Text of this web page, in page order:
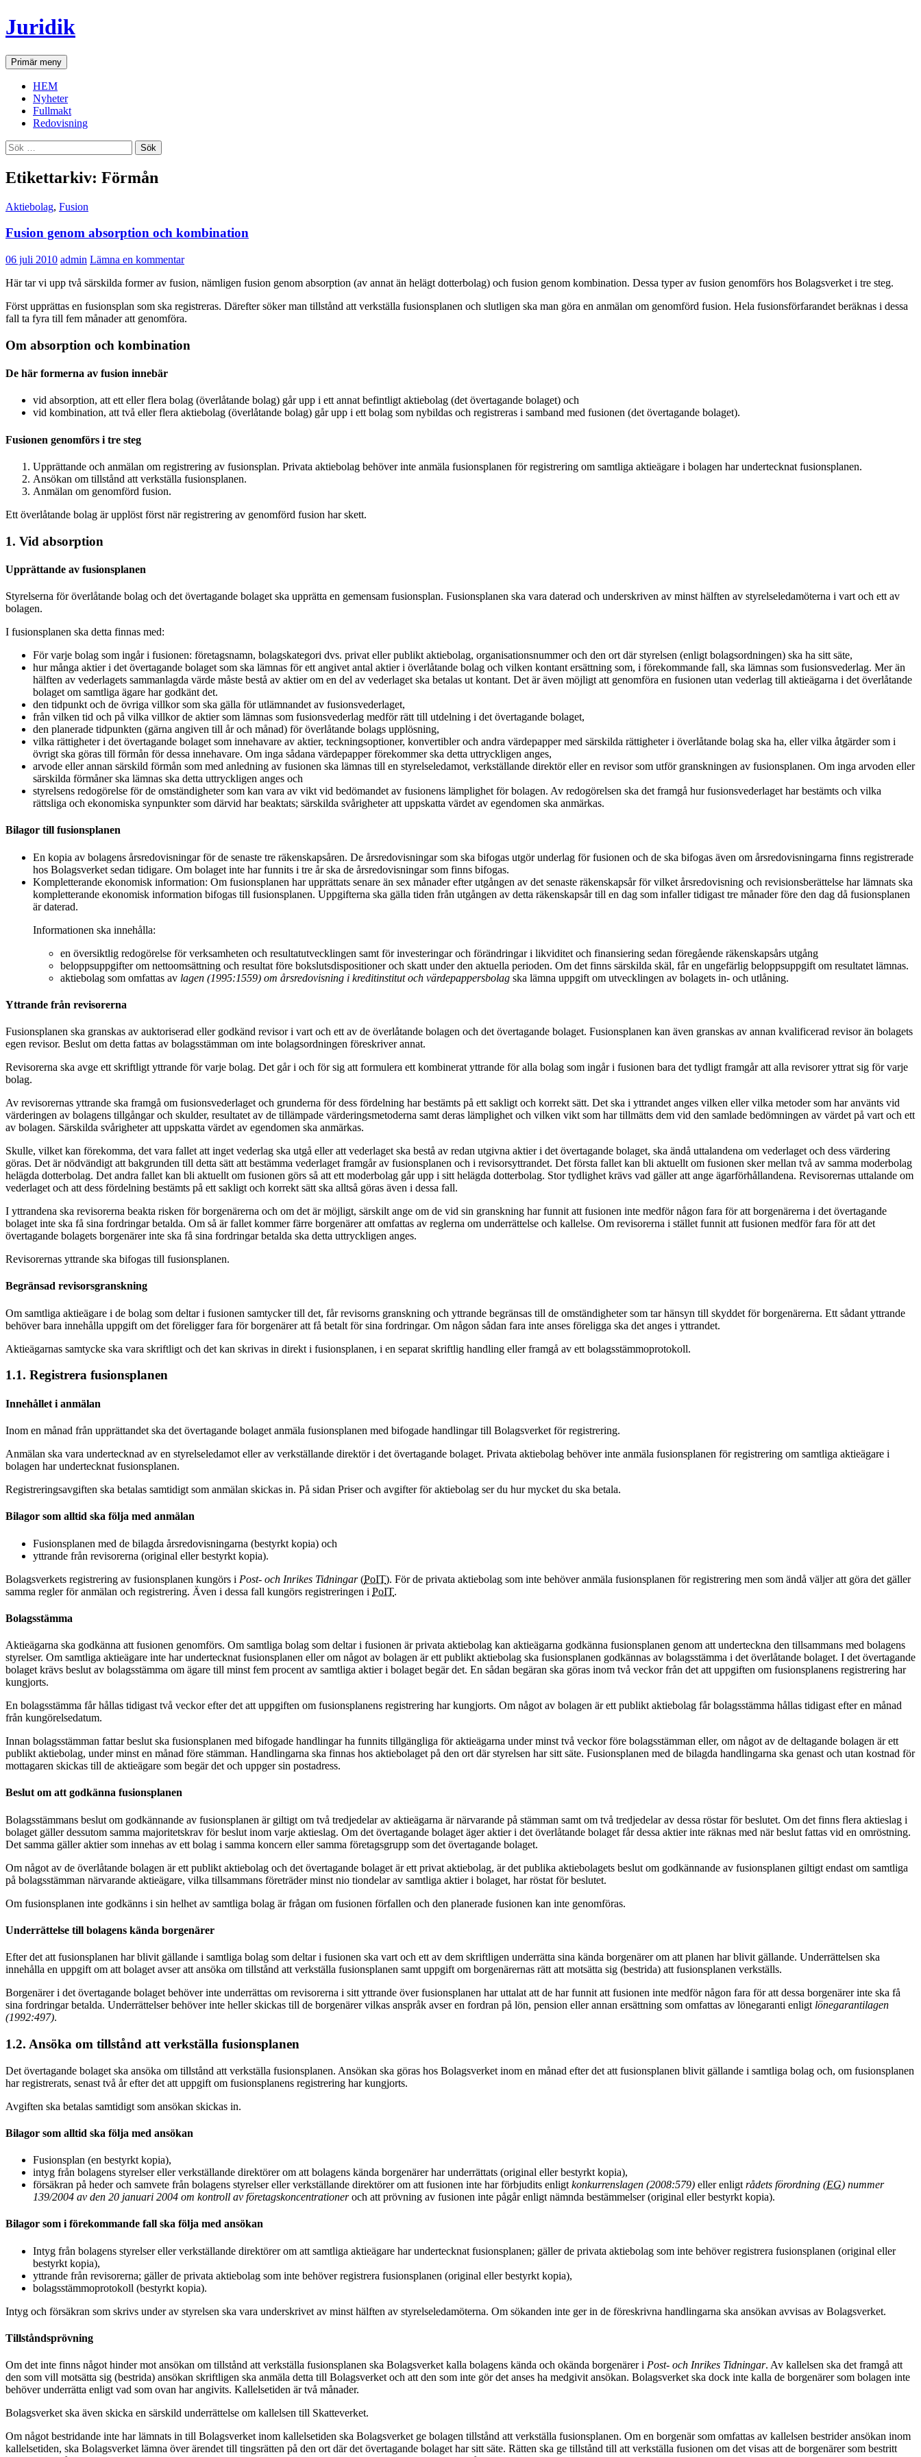
Hoppa
till
Juridik
SökPrimär meny
HEM
Nyheter
Fullmakt
Redovisning
Sök
efter:
Etikettarkiv: Förmån
Aktiebolag, Fusion
Fusion genom absorption och kombination
06 juli 2010 admin Lämna en kommentar
Här tar vi upp två särskilda former av fusion, nämligen fusion genom absorption (av annat än helägt dotterbolag) och fusion genom kombination. Dessa typer av fusion genomförs hos Bolagsverket i tre steg.
Först upprättas en fusionsplan som ska registreras. Därefter söker man tillstånd att verkställa fusionsplanen och slutligen ska man göra en anmälan om genomförd fusion. Hela fusionsförfarandet beräknas i dessa
fall ta fyra till fem månader att genomföra.
Om absorption och kombination
De här formerna av fusion innebär
vid absorption, att ett eller flera bolag (överlåtande bolag) går upp i ett annat befintligt aktiebolag (det övertagande bolaget) och
vid kombination, att två eller flera aktiebolag (överlåtande bolag) går upp i ett bolag som nybildas och registreras i samband med fusionen (det övertagande bolaget).
Fusionen genomförs i tre steg
Upprättande och anmälan om registrering av fusionsplan. Privata aktiebolag behöver inte anmäla fusionsplanen för registrering om samtliga aktieägare i bolagen har undertecknat fusionsplanen.
Ansökan om tillstånd att verkställa fusionsplanen.
Anmälan om genomförd fusion.
Ett överlåtande bolag är upplöst först när registrering av genomförd fusion har skett.
1. Vid absorption
Upprättande av fusionsplanen
Styrelserna för överlåtande bolag och det övertagande bolaget ska upprätta en gemensam fusionsplan. Fusionsplanen ska vara daterad och underskriven av minst hälften av styrelseledamöterna i vart och ett av
bolagen.
I fusionsplanen ska detta finnas med:
För varje bolag som ingår i fusionen: företagsnamn, bolagskategori dvs. privat eller publikt aktiebolag, organisationsnummer och den ort där styrelsen (enligt bolagsordningen) ska ha sitt säte,
hur många aktier i det övertagande bolaget som ska lämnas för ett angivet antal aktier i överlåtande bolag och vilken kontant ersättning som, i förekommande fall, ska lämnas som fusionsvederlag. Mer än
hälften av vederlagets sammanlagda värde måste bestå av aktier om en del av vederlaget ska betalas ut kontant. Det är även möjligt att genomföra en fusionen utan vederlag till aktieägarna i det överlåtande
bolaget om samtliga ägare har godkänt det.
den tidpunkt och de övriga villkor som ska gälla för utlämnandet av fusionsvederlaget,
från vilken tid och på vilka villkor de aktier som lämnas som fusionsvederlag medför rätt till utdelning i det övertagande bolaget,
den planerade tidpunkten (gärna angiven till år och månad) för överlåtande bolags upplösning,
vilka rättigheter i det övertagande bolaget som innehavare av aktier, teckningsoptioner, konvertibler och andra värdepapper med särskilda rättigheter i överlåtande bolag ska ha, eller vilka åtgärder som i
övrigt ska göras till förmån för dessa innehavare. Om inga sådana värdepapper förekommer ska detta uttryckligen anges,
arvode eller annan särskild förmån som med anledning av fusionen ska lämnas till en styrelseledamot, verkställande direktör eller en revisor som utför granskningen av fusionsplanen. Om inga arvoden eller
särskilda förmåner ska lämnas ska detta uttryckligen anges och
styrelsens redogörelse för de omständigheter som kan vara av vikt vid bedömandet av fusionens lämplighet för bolagen. Av redogörelsen ska det framgå hur fusionsvederlaget har bestämts och vilka
rättsliga och ekonomiska synpunkter som därvid har beaktats; särskilda svårigheter att uppskatta värdet av egendomen ska anmärkas.
Bilagor till fusionsplanen
En kopia av bolagens årsredovisningar för de senaste tre räkenskapsåren. De årsredovisningar som ska bifogas utgör underlag för fusionen och de ska bifogas även om årsredovisningarna finns registrerade
hos Bolagsverket sedan tidigare. Om bolaget inte har funnits i tre år ska de årsredovisningar som finns bifogas.
Kompletterande ekonomisk information: Om fusionsplanen har upprättats senare än sex månader efter utgången av det senaste räkenskapsår för vilket årsredovisning och revisionsberättelse har lämnats ska
kompletterande ekonomisk information bifogas till fusionsplanen. Uppgifterna ska gälla tiden från utgången av detta räkenskapsår till en dag som infaller tidigast tre månader före den dag då fusionsplanen
är daterad.
Informationen ska innehålla:
en översiktlig redogörelse för verksamheten och resultatutvecklingen samt för investeringar och förändringar i likviditet och finansiering sedan föregående räkenskapsårs utgång
beloppsuppgifter om nettoomsättning och resultat före bokslutsdispositioner och skatt under den aktuella perioden. Om det finns särskilda skäl, får en ungefärlig beloppsuppgift om resultatet lämnas.
aktiebolag som omfattas av lagen (1995:1559) om årsredovisning i kreditinstitut och värdepappersbolag ska lämna uppgift om utvecklingen av bolagets in- och utlåning.
Yttrande från revisorerna
Fusionsplanen ska granskas av auktoriserad eller godkänd revisor i vart och ett av de överlåtande bolagen och det övertagande bolaget. Fusionsplanen kan även granskas av annan kvalificerad revisor än bolagets
egen revisor. Beslut om detta fattas av bolagsstämman om inte bolagsordningen föreskriver annat.
Revisorerna ska avge ett skriftligt yttrande för varje bolag. Det går i och för sig att formulera ett kombinerat yttrande för alla bolag som ingår i fusionen bara det tydligt framgår att alla revisorer yttrat sig för varje
bolag.
Av revisorernas yttrande ska framgå om fusionsvederlaget och grunderna för dess fördelning har bestämts på ett sakligt och korrekt sätt. Det ska i yttrandet anges vilken eller vilka metoder som har använts vid
värderingen av bolagens tillgångar och skulder, resultatet av de tillämpade värderingsmetoderna samt deras lämplighet och vilken vikt som har tillmätts dem vid den samlade bedömningen av värdet på vart och ett
av bolagen. Särskilda svårigheter att uppskatta värdet av egendomen ska anmärkas.
Skulle, vilket kan förekomma, det vara fallet att inget vederlag ska utgå eller att vederlaget ska bestå av redan utgivna aktier i det övertagande bolaget, ska ändå uttalandena om vederlaget och dess värdering
göras. Det är nödvändigt att bakgrunden till detta sätt att bestämma vederlaget framgår av fusionsplanen och i revisorsyttrandet. Det första fallet kan bli aktuellt om fusionen sker mellan två av samma moderbolag
helägda dotterbolag. Det andra fallet kan bli aktuellt om fusionen görs så att ett moderbolag går upp i sitt helägda dotterbolag. Stor tydlighet krävs vad gäller att ange ägarförhållandena. Revisorernas uttalande om
vederlaget och att dess fördelning bestämts på ett sakligt och korrekt sätt ska alltså göras även i dessa fall.
I yttrandena ska revisorerna beakta risken för borgenärerna och om det är möjligt, särskilt ange om de vid sin granskning har funnit att fusionen inte medför någon fara för att borgenärerna i det övertagande
bolaget inte ska få sina fordringar betalda. Om så är fallet kommer färre borgenärer att omfattas av reglerna om underrättelse och kallelse. Om revisorerna i stället funnit att fusionen medför fara för att det
övertagande bolagets borgenärer inte ska få sina fordringar betalda ska detta uttryckligen anges.
Revisorernas yttrande ska bifogas till fusionsplanen.
Begränsad revisorsgranskning
Om samtliga aktieägare i de bolag som deltar i fusionen samtycker till det, får revisorns granskning och yttrande begränsas till de omständigheter som tar hänsyn till skyddet för borgenärerna. Ett sådant yttrande
behöver bara innehålla uppgift om det föreligger fara för borgenärer att få betalt för sina fordringar. Om någon sådan fara inte anses föreligga ska det anges i yttrandet.
Aktieägarnas samtycke ska vara skriftligt och det kan skrivas in direkt i fusionsplanen, i en separat skriftlig handling eller framgå av ett bolagsstämmoprotokoll.
1.1. Registrera fusionsplanen
Innehållet i anmälan
Inom en månad från upprättandet ska det övertagande bolaget anmäla fusionsplanen med bifogade handlingar till Bolagsverket för registrering.
Anmälan ska vara undertecknad av en styrelseledamot eller av verkställande direktör i det övertagande bolaget. Privata aktiebolag behöver inte anmäla fusionsplanen för registrering om samtliga aktieägare i
bolagen har undertecknat fusionsplanen.
Registreringsavgiften ska betalas samtidigt som anmälan skickas in. På sidan Priser och avgifter för aktiebolag ser du hur mycket du ska betala.
Bilagor som alltid ska följa med anmälan
Fusionsplanen med de bilagda årsredovisningarna (bestyrkt kopia) och
yttrande från revisorerna (original eller bestyrkt kopia).
Bolagsverkets registrering av fusionsplanen kungörs i Post- och Inrikes Tidningar(PoIT). För de privata aktiebolag som inte behöver anmäla fusionsplanen för registrering men som ändå väljer att göra det gäller
samma regler för anmälan och registrering. Även i dessa fall kungörs registreringen i PoIT.
Bolagsstämma
Aktieägarna ska godkänna att fusionen genomförs. Om samtliga bolag som deltar i fusionen är privata aktiebolag kan aktieägarna godkänna fusionsplanen genom att underteckna den tillsammans med bolagens
styrelser. Om samtliga aktieägare inte har undertecknat fusionsplanen eller om något av bolagen är ett publikt aktiebolag ska fusionsplanen godkännas av bolagsstämma i det överlåtande bolaget. I det övertagande
bolaget krävs beslut av bolagsstämma om ägare till minst fem procent av samtliga aktier i bolaget begär det. En sådan begäran ska göras inom två veckor från det att uppgiften om fusionsplanens registrering har
kungjorts.
En bolagsstämma får hållas tidigast två veckor efter det att uppgiften om fusionsplanens registrering har kungjorts. Om något av bolagen är ett publikt aktiebolag får bolagsstämma hållas tidigast efter en månad
från kungörelsedatum.
Innan bolagsstämman fattar beslut ska fusionsplanen med bifogade handlingar ha funnits tillgängliga för aktieägarna under minst två veckor före bolagsstämman eller, om något av de deltagande bolagen är ett
publikt aktiebolag, under minst en månad före stämman. Handlingarna ska finnas hos aktiebolaget på den ort där styrelsen har sitt säte. Fusionsplanen med de bilagda handlingarna ska genast och utan kostnad för
mottagaren skickas till de aktieägare som begär det och uppger sin postadress.
Beslut om att godkänna fusionsplanen
Bolagsstämmans beslut om godkännande av fusionsplanen är giltigt om två tredjedelar av aktieägarna är närvarande på stämman samt om två tredjedelar av dessa röstar för beslutet. Om det finns flera aktieslag i
bolaget gäller dessutom samma majoritetskrav för beslut inom varje aktieslag. Om det övertagande bolaget äger aktier i det överlåtande bolaget får dessa aktier inte räknas med när beslut fattas vid en omröstning.
Det samma gäller aktier som innehas av ett bolag i samma koncern eller samma företagsgrupp som det övertagande bolaget.
Om något av de överlåtande bolagen är ett publikt aktiebolag och det övertagande bolaget är ett privat aktiebolag, är det publika aktiebolagets beslut om godkännande av fusionsplanen giltigt endast om samtliga
på bolagsstämman närvarande aktieägare, vilka tillsammans företräder minst nio tiondelar av samtliga aktier i bolaget, har röstat för beslutet.
Om fusionsplanen inte godkänns i sin helhet av samtliga bolag är frågan om fusionen förfallen och den planerade fusionen kan inte genomföras.
Underrättelse till bolagens kända borgenärer
Efter det att fusionsplanen har blivit gällande i samtliga bolag som deltar i fusionen ska vart och ett av dem skriftligen underrätta sina kända borgenärer om att planen har blivit gällande. Underrättelsen ska
innehålla en uppgift om att bolaget avser att ansöka om tillstånd att verkställa fusionsplanen samt uppgift om borgenärernas rätt att motsätta sig (bestrida) att fusionsplanen verkställs.
Borgenärer i det övertagande bolaget behöver inte underrättas om revisorerna i sitt yttrande över fusionsplanen har uttalat att de har funnit att fusionen inte medför någon fara för att dessa borgenärer inte ska få
sina fordringar betalda. Underrättelser behöver inte heller skickas till de borgenärer vilkas anspråk avser en fordran på lön, pension eller annan ersättning som omfattas av lönegaranti enligt lönegarantilagen
(1992:497).
1.2. Ansöka om tillstånd att verkställa fusionsplanen
Det övertagande bolaget ska ansöka om tillstånd att verkställa fusionsplanen. Ansökan ska göras hos Bolagsverket inom en månad efter det att fusionsplanen blivit gällande i samtliga bolag och, om fusionsplanen
har registrerats, senast två år efter det att uppgift om fusionsplanens registrering har kungjorts.
Avgiften ska betalas samtidigt som ansökan skickas in.
Bilagor som alltid ska följa med ansökan
Fusionsplan (en bestyrkt kopia),
intyg från bolagens styrelser eller verkställande direktörer om att bolagens kända borgenärer har underrättats (original eller bestyrkt kopia),
försäkran på heder och samvete från bolagens styrelser eller verkställande direktörer om att fusionen inte har förbjudits enligt konkurrenslagen (2008:579) eller enligt rådets förordning (EG) nummer
139/2004 av den 20 januari 2004 om kontroll av företagskoncentrationeroch att prövning av fusionen inte pågår enligt nämnda bestämmelser (original eller bestyrkt kopia).
Bilagor som i förekommande fall ska följa med ansökan
Intyg från bolagens styrelser eller verkställande direktörer om att samtliga aktieägare har undertecknat fusionsplanen; gäller de privata aktiebolag som inte behöver registrera fusionsplanen (original eller
bestyrkt kopia),
yttrande från revisorerna; gäller de privata aktiebolag som inte behöver registrera fusionsplanen (original eller bestyrkt kopia),
bolagsstämmoprotokoll (bestyrkt kopia).
Intyg och försäkran som skrivs under av styrelsen ska vara underskrivet av minst hälften av styrelseledamöterna. Om sökanden inte ger in de föreskrivna handlingarna ska ansökan avvisas av Bolagsverket.
Tillståndsprövning
Om det inte finns något hinder mot ansökan om tillstånd att verkställa fusionsplanen ska Bolagsverket kalla bolagens kända och okända borgenärer i Post- och Inrikes Tidningar. Av kallelsen ska det framgå att
den som vill motsätta sig (bestrida) ansökan skriftligen ska anmäla detta till Bolagsverket och att den som inte gör det anses ha medgivit ansökan. Bolagsverket ska dock inte kalla de borgenärer som bolagen inte
behöver underrätta enligt vad som ovan har angivits. Kallelsetiden är två månader.
Bolagsverket ska även skicka en särskild underrättelse om kallelsen till Skatteverket.
Om något bestridande inte har lämnats in till Bolagsverket inom kallelsetiden ska Bolagsverket ge bolagen tillstånd att verkställa fusionsplanen. Om en borgenär som omfattas av kallelsen bestrider ansökan inom
kallelsetiden, ska Bolagsverket lämna över ärendet till tingsrätten på den ort där det övertagande bolaget har sitt säte. Rätten ska ge tillstånd till att verkställa fusionen om det visas att de borgenärer som bestritt